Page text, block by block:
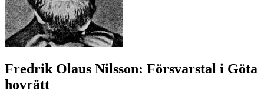
Fredrik Olaus Nilsson: Försvarstal i Göta
hovrätt